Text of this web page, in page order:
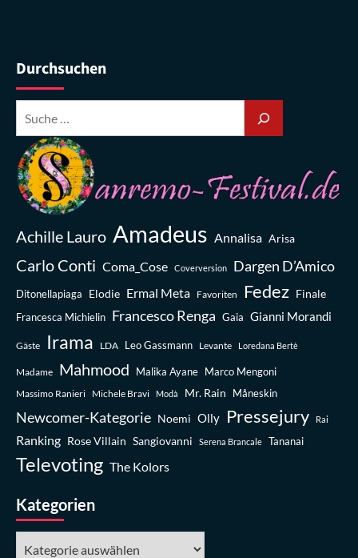
Durchsuchen
Achille Lauro Amadeus Annalisa Arisa
Carlo Conti Coma_Cose Coverversion Dargen D’Amico
Ditonellapiaga Elodie Ermal Meta Favoriten Fedez Finale
Francesca Michielin Francesco Renga Gaia Gianni Morandi
Gäste Irama LDA Leo Gassmann Levante Loredana Bertè
Madame Mahmood Malika Ayane Marco Mengoni
Massimo Ranieri Michele Bravi Modà Mr. Rain Måneskin
Newcomer-Kategorie Noemi Olly Pressejury Rai
Ranking Rose Villain Sangiovanni Serena Brancale Tananai
Televoting The Kolors
Kategorien